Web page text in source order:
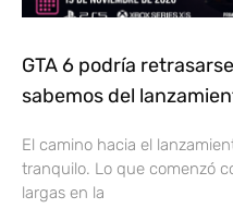
GTA 6 podría
sabemos del
El camino hacia el
tranquilo. Lo que comenzó
largas en la